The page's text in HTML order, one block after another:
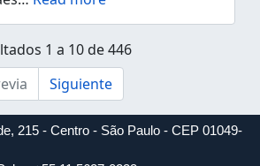
1 a 10 de 446
Siguiente
215 - Centro - São Paulo - CEP 01049-